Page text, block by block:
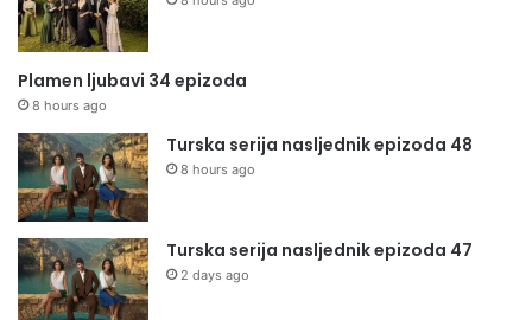
Plamen ljubavi 34 epizoda
8 hours ago
Turska serija nasljednik epizoda 48
8 hours ago
Turska serija nasljednik epizoda 47
2 days ago